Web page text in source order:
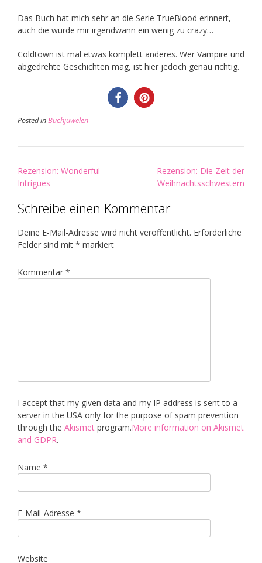
Das Buch hat mich sehr an die Serie TrueBlood erinnert,
auch die wurde mir irgendwann ein wenig zu crazy…
Coldtown ist mal etwas komplett anderes. Wer Vampire und
abgedrehte Geschichten mag, ist hier jedoch genau richtig.
Posted inBuchjuwelen
Post
navigation
Rezension: Wonderful
Intrigues
Rezension: Die Zeit der
Weihnachtsschwestern
Schreibe einen Kommentar
Deine E-Mail-Adresse wird nicht veröffentlicht. Erforderliche
Felder sind mit * markiert
Kommentar *
I accept that my given data and my IP address is sent to a
server in the USA only for the purpose of spam prevention
through the Akismet program.More information on Akismet
and GDPR.
Name *
E-Mail-Adresse *
Website